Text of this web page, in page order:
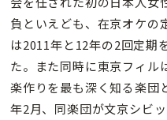
負といえども、在京オケの
は2011年と12年の2回定期
た。また同時に東京フィル
楽作りを最も深く知る楽団
年2月、同楽団が文京シビ